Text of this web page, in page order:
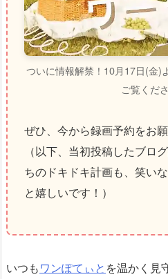
ついに情報解禁！10月17日(金)
ご覧くだ
ぜひ、今から録画予約をお
（以下、当初投稿したブロ
ちのドキドキ計画も、笑い
と嬉しいです！）
いつもワンぽてぃと を温かく見